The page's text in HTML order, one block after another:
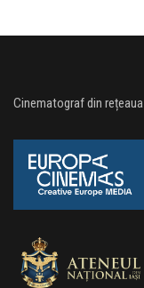
Cinematograf din rețeaua